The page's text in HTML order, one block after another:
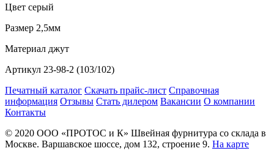
Цвет серый
Размер 2,5мм
Материал джут
Артикул 23-98-2 (103/102)
Печатный каталог Скачать прайс-лист Справочная
информация Отзывы Стать дилером Вакансии О компании
Контакты
© 2020 ООО «ПРОТОС и К» Швейная фурнитура со склада в
Москве. Варшавское шоссе, дом 132, строение 9. На карте